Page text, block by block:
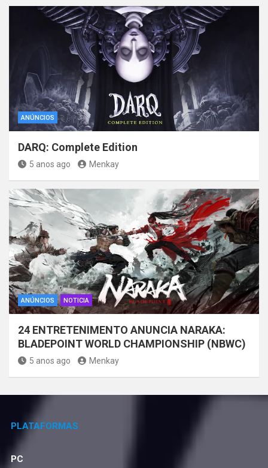
ANÚNCIOS
DARQ: Complete Edition
5 anos ago Menkay
ANÚNCIOS NOTICIA
24 ENTRETENIMENTO ANUNCIA NARAKA:
BLADEPOINT WORLD CHAMPIONSHIP (NBWC)
5 anos ago Menkay
PLATAFORMAS
PC